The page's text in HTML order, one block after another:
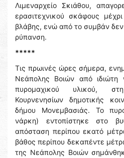
Λιμεναρχείο Σκιάθου,
ερασιτεχνικού σκάφους
βλάβης, ενώ από το συμβάν
ρύπανση.
*****
Τις πρωινές ώρες σήμερα,
Νεάπολης Βοιών από ιδιώτη
πυρομαχικού υλικού,
Κουρνενησίων δημοτικής
δήμου Μονεμβασιάς. Το
νάρκη) εντοπίστηκε στο
απόσταση περίπου εκατό
βάθος περίπου δεκαπέντε
της Νεάπολης Βοιών